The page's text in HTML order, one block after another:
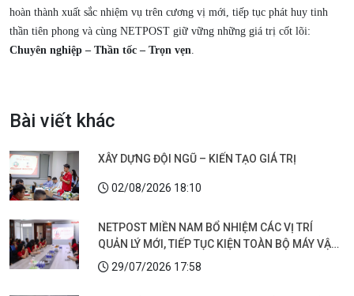
hoàn thành xuất sắc nhiệm vụ trên cương vị mới, tiếp tục phát huy tinh
thần tiên phong và cùng NETPOST giữ vững những giá trị cốt lõi:
Chuyên nghiệp – Thần tốc – Trọn vẹn
Bài viết khác
XÂY DỰNG ĐỘI NGŨ – KIẾN TẠO GIÁ TRỊ
02/08/2026 18:10
NETPOST MIỀN NAM BỔ NHIỆM CÁC VỊ TRÍ
QUẢN LÝ MỚI, TIẾP TỤC KIỆN TOÀN BỘ MÁY VẬN
HÀNH
29/07/2026 17:58